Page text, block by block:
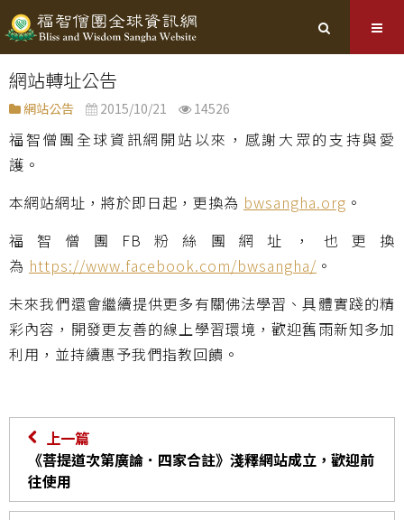
網站轉址公告
網站公告 2015/10/21 14526
福智僧團全球資訊網開站以來，感謝大眾的支持與愛
護。
本網站網址，將於即日起，更換為 bwsangha.org 。
福智僧團FB粉絲團網址，也更換
為 https://www.facebook.com/bwsangha/ 。
未來我們還會繼續提供更多有關佛法學習、具體實踐的精
彩內容，開發更友善的線上學習環境，歡迎舊雨新知多加
利用，並持續惠予我們指教回饋。
上一篇
《菩提道次第廣論．四家合註》淺釋網站成立，歡迎前
往使用